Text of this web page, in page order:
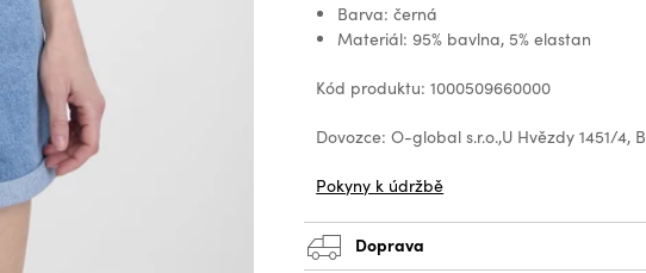
Barva: černá
Materiál: 95% bavlna, 5% elastan
Kód produktu: 1000509660000
Dovozce: O-global s.r.o.,U Hvězdy 1451/4,
Pokyny k údržbě
Doprava